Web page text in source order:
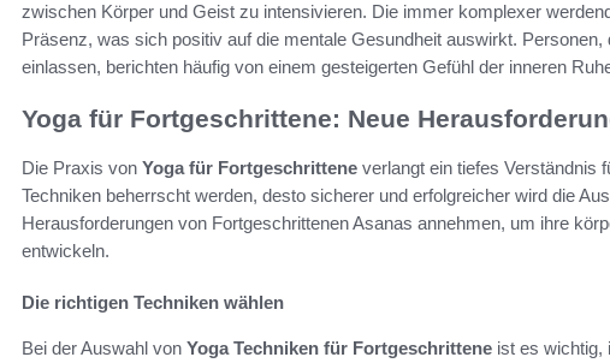
zwischen Körper und Geist zu intensivieren. Die immer komplexer
Präsenz, was sich positiv auf die mentale Gesundheit auswirkt.
einlassen, berichten häufig von einem gesteigerten Gefühl der inneren
Yoga für Fortgeschrittene: Neue
Die Praxis von Yoga für Fortgeschrittene verlangt ein tiefes Verständnis
Techniken beherrscht werden, desto sicherer und erfolgreicher wird die
Herausforderungen von Fortgeschrittenen Asanas annehmen, um ihre
entwickeln.
Die richtigen Techniken wählen
Bei der Auswahl von Yoga Techniken für Fortgeschrittene ist es wichtig,